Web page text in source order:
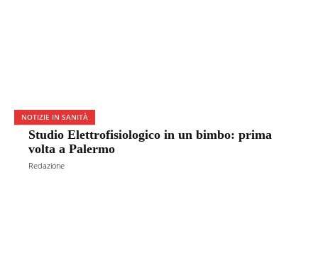
NOTIZIE IN SANITÀ
Studio Elettrofisiologico in un bimbo: prima
volta a Palermo
Redazione